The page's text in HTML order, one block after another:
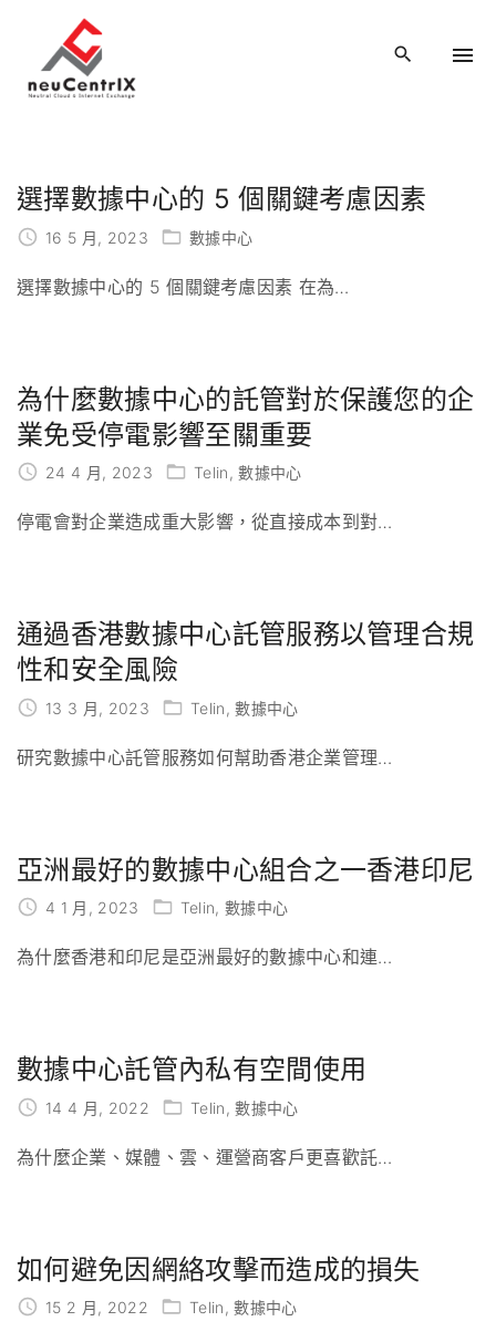
選擇數據中心的 5 個關鍵考慮因素
16 5 月, 2023 數據中心
選擇數據中心的 5 個關鍵考慮因素 在為…
為什麼數據中心的託管對於保護您的企
業免受停電影響至關重要
24 4 月, 2023 Telin 數據中心
停電會對企業造成重大影響，從直接成本到對…
通過香港數據中心託管服務以管理合規
性和安全風險
13 3 月, 2023 Telin 數據中心
研究數據中心託管服務如何幫助香港企業管理…
亞洲最好的數據中心組合之一香港印尼
4 1 月, 2023 Telin 數據中心
為什麼香港和印尼是亞洲最好的數據中心和連…
數據中心託管內私有空間使用
14 4 月, 2022 Telin 數據中心
為什麼企業、媒體、雲、運營商客戶更喜歡託…
如何避免因網絡攻擊而造成的損失
15 2 月, 2022 Telin 數據中心